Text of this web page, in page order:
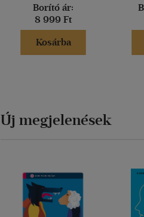
Borító ár:
8 999 Ft
Kosárba
Új megjelenések